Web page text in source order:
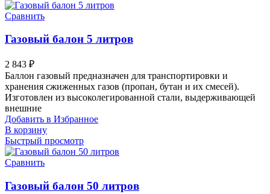
Сравнить
Газовый балон 5 литров
2 843 ₽
Баллон газовый предназначен для транспортировки и
хранения сжиженных газов (пропан, бутан и их смесей).
Изготовлен из высоколегированной стали, выдерживающей
внешние
Добавить в Избранное
В корзину
Быстрый просмотр
Сравнить
Газовый балон 50 литров